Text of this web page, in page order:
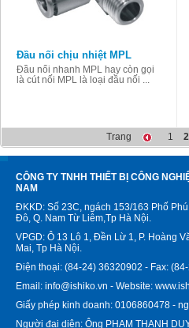
Đầu nối chịu nhiệt MPL
Đầu nối nhanh MPL hay còn gọi
là cút nối MPL là loại đầu nối ...
Trang 1 2
CÔNG TY TNHH THIẾT BỊ CÔNG
NAM
ĐKKD: Số 23C, ngách 153/163 Phố
Đô, Q. Nam Từ Liêm,Tp Hà Nội.
VPGD: Ô 13 Lô 1, Đền Lừ 1, P. Hoàng
Mai, Tp Hà Nội.
Điện thoại: (84-24) 36320902 - Fax:
Email: info@ishiko.vn - Website:
Giấy phép kinh doanh: 0106860478 -
Người đại diện: Ông PHẠM THANH